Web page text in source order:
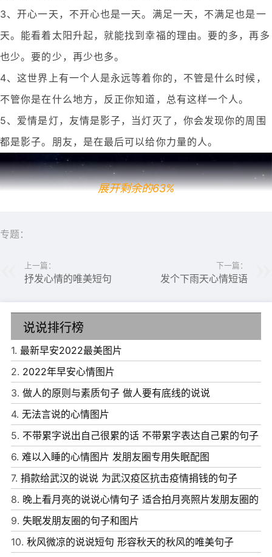
3、开心一天，不开心也是一天。满足一天，不满足也是一
天。能看着太阳升起，就能找到幸福的理由。要的多，再多
也少。要的少，再少也多。
4、这世界上有一个人是永远等着你的，不管是什么时候，
不管你是在什么地方，反正你知道，总有这样一个人。
5、爱情是灯，友情是影子，当灯灭了，你会发现你的周围
都是影子。朋友，是在最后可以给你力量的人。
6、在一切变好之前，我们总要经历一些不开心的日子，这
段日子也许很长，也许只是一觉醒来。有时候，选择快乐，
更需要勇气。
7、心存梦想，机遇就会笼罩着你;心存希望，幸福就会降临
于你;心存坚持，快乐就会常伴你;心存真诚，平安就会跟随
你;美丽的生活由心而定
8、我爱你不是因为你是谁，而是我在你面前可以是谁。
9、日出东海落西山，愁也一天，喜也一天;遇事不钻牛角
尖，人也舒坦，心也舒坦;早晚操劳勤锻炼，忙也乐观，闲
也乐观。
10、走得最急的，都是最美的风景;伤得最深的，也总是那
展开剩余的63%
专题：
上一篇：
抒发心情的唯美短句
下一篇：
发个下雨天心情短语
说说排行榜
1. 最新早安2022最美图片
2. 2022年早安心情图片
3. 做人的原则与素质句子 做人要有底线的说说
4. 无法言说的心情图片
5. 不带累字说出自己很累的话 不带累字表达自己累的句子
6. 难以入睡的心情图片 发朋友圈专用失眠配图
7. 捐款给武汉的说说 为武汉疫区抗击疫情捐钱的句子
8. 晚上看月亮的说说心情句子 适合拍月亮照片发朋友圈的
文案
9. 失眠发朋友圈的句子和图片
10. 秋风微凉的说说短句 形容秋天的秋风的唯美句子